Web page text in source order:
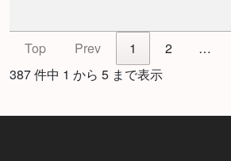
Top Prev 1 2 …
387 件中 1 から 5 まで表示